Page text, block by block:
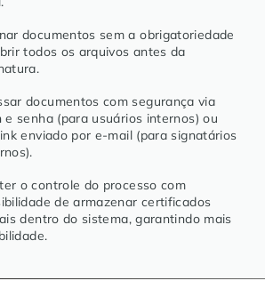
documentos sem a obrigatoriedade
todos os arquivos antes da
documentos com segurança via
e senha (para usuários internos) ou
enviado por e-mail (para signatários
o controle do processo com
de armazenar certificados
dentro do sistema, garantindo mais